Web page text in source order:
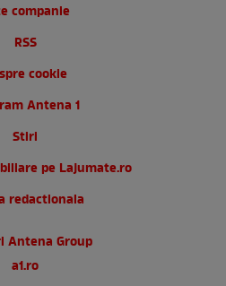
companie
RSS
cookie
Antena 1
Stiri
pe Lajumate.ro
redactionala
Antena Group
a1.ro